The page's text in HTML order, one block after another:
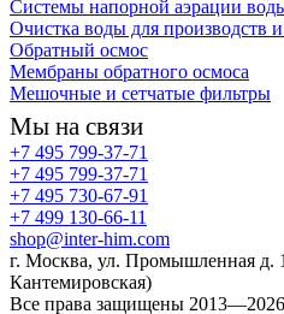
Системы напорной аэрации
Очистка воды для производств
Обратный осмос
Мембраны обратного осмоса
Мешочные и сетчатые фильтры
Мы на связи
+7 495 799-37-71
+7 495 799-37-71
+7 495 730-67-91
+7 499 130-66-11
shop@inter-him.com
г. Москва, ул. Промышленная д.
Кантемировская)
Все права защищены